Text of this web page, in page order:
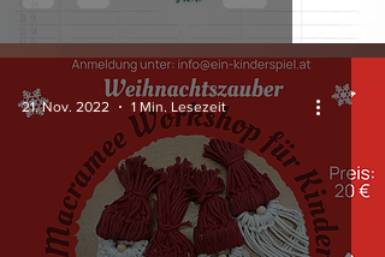
21. Nov. 2022 1 Min. Lesezeit